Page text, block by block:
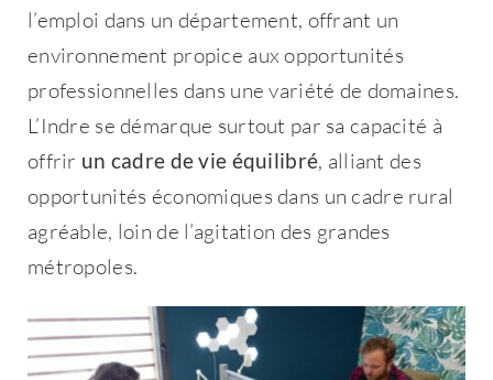
l’emploi dans un département, offrant un
environnement propice aux opportunités
professionnelles dans une variété de domaines.
L’Indre se démarque surtout par sa capacité à
offrir un cadre de vie équilibré, alliant des
opportunités économiques dans un cadre rural
agréable, loin de l’agitation des grandes
métropoles.